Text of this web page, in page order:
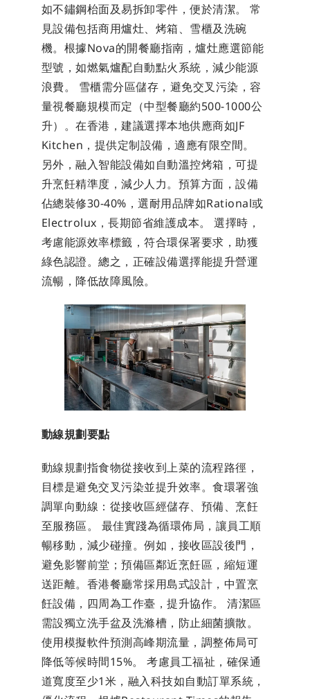
如不鏽鋼枱面及易拆卸零件，便於清潔。 常
見設備包括商用爐灶、烤箱、雪櫃及洗碗
機。根據Nova的開餐廳指南，爐灶應選節能
型號，如燃氣爐配自動點火系統，減少能源
浪費。 雪櫃需分區儲存，避免交叉污染，容
量視餐廳規模而定（中型餐廳約500-1000公
升）。在香港，建議選擇本地供應商如JF
Kitchen，提供定制設備，適應有限空間。
另外，融入智能設備如自動溫控烤箱，可提
升烹飪精準度，減少人力。預算方面，設備
佔總裝修30-40%，選耐用品牌如Rational或
Electrolux，長期節省維護成本。 選擇時，
考慮能源效率標籤，符合環保署要求，助獲
綠色認證。總之，正確設備選擇能提升營運
流暢，降低故障風險。
動線規劃要點
動線規劃指食物從接收到上菜的流程路徑，
目標是避免交叉污染並提升效率。食環署強
調單向動線：從接收區經儲存、預備、烹飪
至服務區。 最佳實踐為循環佈局，讓員工順
暢移動，減少碰撞。例如，接收區設後門，
避免影響前堂；預備區鄰近烹飪區，縮短運
送距離。香港餐廳常採用島式設計，中置烹
飪設備，四周為工作臺，提升協作。 清潔區
需設獨立洗手盆及洗滌槽，防止細菌擴散。
使用模擬軟件預測高峰期流量，調整佈局可
降低等候時間15%。 考慮員工福祉，確保通
道寬度至少1米，融入科技如自動訂單系統，